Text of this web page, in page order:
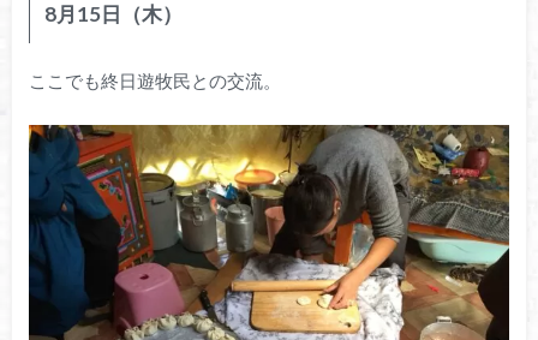
8月15日（木）
ここでも終日遊牧民との交流。